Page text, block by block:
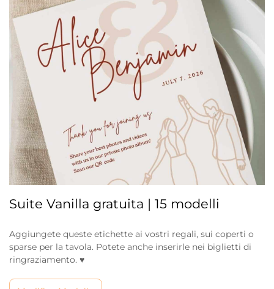
Suite Vanilla gratuita | 15 modelli
Aggiungete queste etichette ai vostri regali, sui coperti o
sparse per la tavola. Potete anche inserirle nei biglietti di
ringraziamento. ♥